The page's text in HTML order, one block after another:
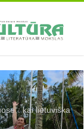
kai lietuviška